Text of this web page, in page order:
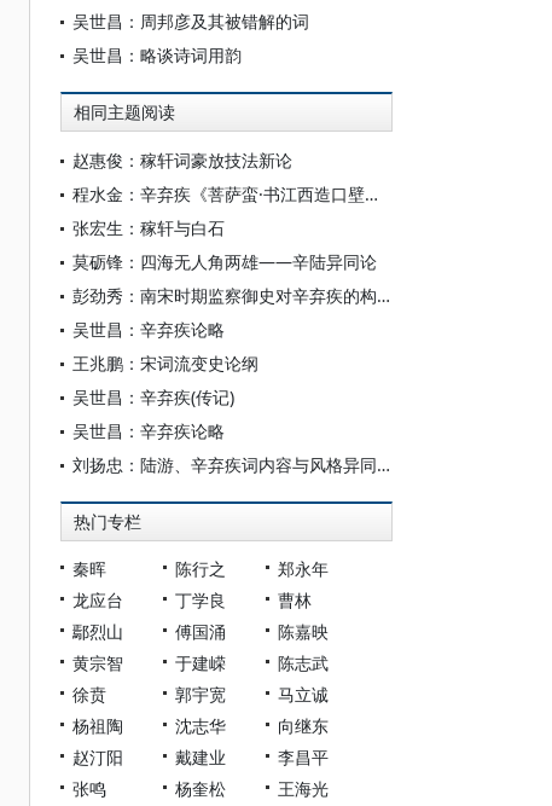
吴世昌：周邦彦及其被错解的词
吴世昌：略谈诗词用韵
相同主题阅读
赵惠俊：稼轩词豪放技法新论
程水金：辛弃疾《菩萨蛮·书江西造口壁》考论
张宏生：稼轩与白石
莫砺锋：四海无人角两雄——辛陆异同论
彭劲秀：南宋时期监察御史对辛弃疾的构陷
吴世昌：辛弃疾论略
王兆鹏：宋词流变史论纲
吴世昌：辛弃疾(传记)
吴世昌：辛弃疾论略
刘扬忠：陆游、辛弃疾词内容与风格异同论
热门专栏
秦晖 陈行之
郑永年
龙应台
丁学良
曹林
鄢烈山
傅国涌
陈嘉映
黄宗智
于建嵘
陈志武
徐贲
郭宇宽
马立诚
杨祖陶
沈志华
向继东
赵汀阳
戴建业
李昌平
张鸣
杨奎松
王海光